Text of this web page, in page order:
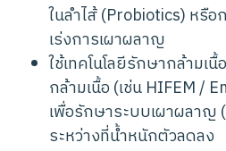
ในลำไส้ (Probiotics) หรื
เร่งการเผาผลาญ
ใช้เทคโนโลยีรักษากล้ามเ
กล้ามเนื้อ (เช่น HIFEM /
เพื่อรักษาระบบเผาผลาญ
ระหว่างที่น้ำหนักตัวลดลง